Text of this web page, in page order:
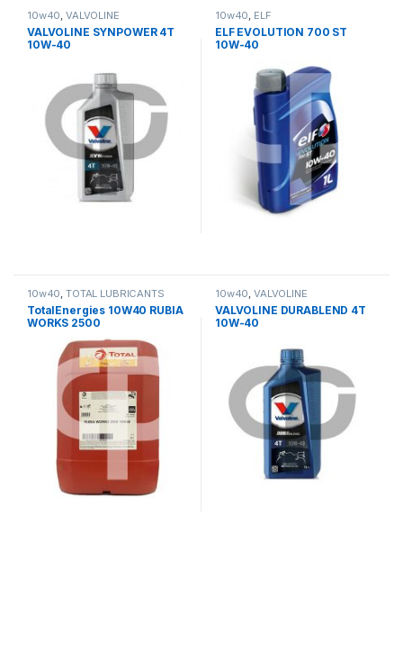
10w40,VALVOLINE
VALVOLINE SYNPOWER 4T
10W-40
10w40, ELF
ELF EVOLUTION 700 ST
10W-40
10w40,TOTAL LUBRICANTS
TotalEnergies 10W40 RUBIA
WORKS 2500
10w40,VALVOLINE
VALVOLINE DURABLEND 4T
10W-40